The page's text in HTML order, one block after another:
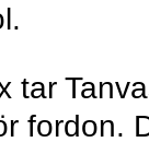
tar
fordon.